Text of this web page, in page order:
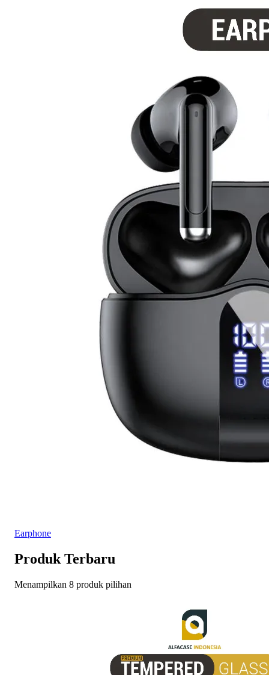
Earphone
Produk Terbaru
Menampilkan 8 produk pilihan